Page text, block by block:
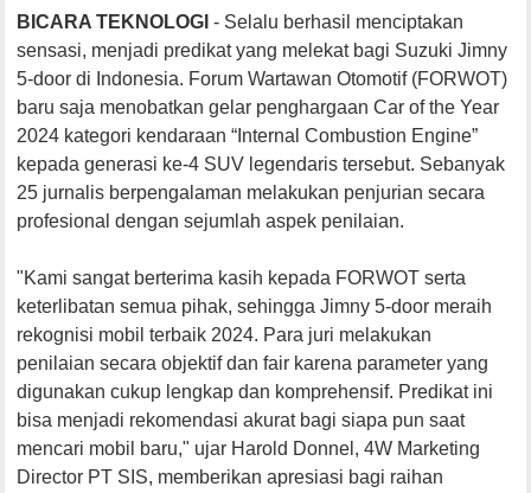
BICARA TEKNOLOGI - Selalu berhasil menciptakan
sensasi, menjadi predikat yang melekat bagi Suzuki Jimny
5-door di Indonesia. Forum Wartawan Otomotif (FORWOT)
baru saja menobatkan gelar penghargaan Car of the Year
2024 kategori kendaraan “Internal Combustion Engine”
kepada generasi ke-4 SUV legendaris tersebut. Sebanyak
25 jurnalis berpengalaman melakukan penjurian secara
profesional dengan sejumlah aspek penilaian.
"Kami sangat berterima kasih kepada FORWOT serta
keterlibatan semua pihak, sehingga Jimny 5-door meraih
rekognisi mobil terbaik 2024. Para juri melakukan
penilaian secara objektif dan fair karena parameter yang
digunakan cukup lengkap dan komprehensif. Predikat ini
bisa menjadi rekomendasi akurat bagi siapa pun saat
mencari mobil baru," ujar Harold Donnel, 4W Marketing
Director PT SIS, memberikan apresiasi bagi raihan